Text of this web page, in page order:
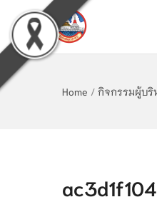
Home / กิจกรรมผู้บริ